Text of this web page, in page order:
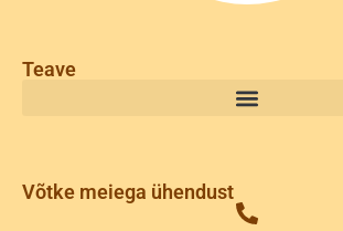
Teave
Võtke meiega ühendust